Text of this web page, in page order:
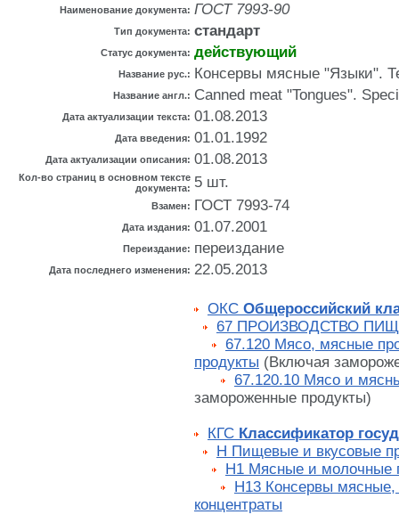
Наименование документа: ГОСТ 7993-90
Тип документа: стандарт
Статус документа: действующий
Название рус.: Консервы мясные "Языки".
Название англ.: Canned meat "Tongues".
Дата актуализации текста: 01.08.2013
Дата введения: 01.01.1992
Дата актуализации описания: 01.08.2013
Кол-во страниц в основном тексте
документа: 5 шт.
Взамен: ГОСТ 7993-74
Дата издания: 01.07.2001
Переиздание: переиздание
Дата последнего изменения: 22.05.2013
ОКС Общероссийский
67 ПРОИЗВОДСТВО
67.120 Мясо, мясные
продукты (Включая
67.120.10 Мясо и
замороженные продукты)
КГС Классификатор
Н Пищевые и вкусовые
Н1 Мясные и молочные
Н13 Консервы
концентраты